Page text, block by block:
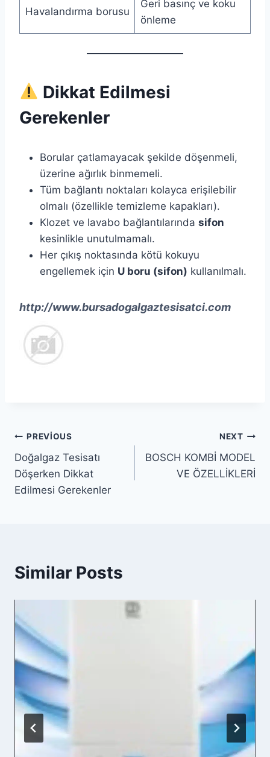
Havalandırma borusu
Geri basınç ve koku
önleme
Dikkat Edilmesi
Gerekenler
Borular çatlamayacak şekilde döşenmeli,
üzerine ağırlık binmemeli.
Tüm bağlantı noktaları kolayca erişilebilir
olmalı (özellikle temizleme kapakları).
Klozet ve lavabo bağlantılarında sifon
kesinlikle unutulmamalı.
Her çıkış noktasında kötü kokuyu
engellemek için U boru (sifon) kullanılmalı.
http://www.bursadogalgaztesisatci.com
Yazı
gezinmesi
PREVIOUS
Doğalgaz Tesisatı
Döşerken Dikkat
Edilmesi Gerekenler
NEXT
BOSCH KOMBİ MODEL
VE ÖZELLİKLERİ
Similar Posts